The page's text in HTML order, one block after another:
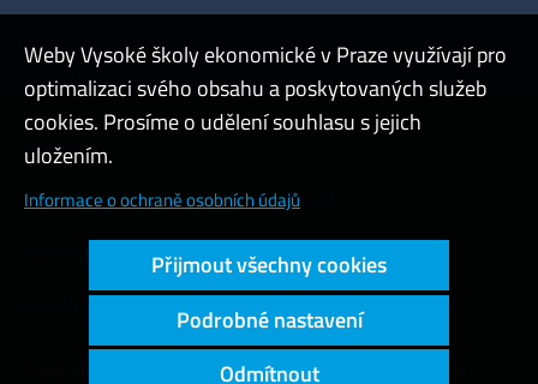
Admin
Cookies a ochrana osobních údajů
Přístupnost webu
Vysoký kontrast
Copyright © 2000 - 2026 Vysoká škola ekonomická v Praze
Weby Vysoké školy ekonomické v Praze využívají pro
optimalizaci svého obsahu a poskytovaných služeb
cookies. Prosíme o udělení souhlasu s jejich
uložením.
Informace o ochraně osobních údajů
Přijmout všechny cookies
Podrobné nastavení
Odmítnout